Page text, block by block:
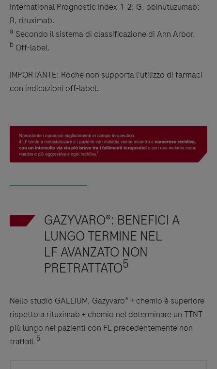
International Prognostic Index 1-2; G, obinutuzumab;
R, rituximab.
a Secondo il sistema di classificazione di Ann Arbor.
b Off-label.
IMPORTANTE: Roche non supporta l'utilizzo di farmaci
con indicazioni off-label.
GAZYVARO®: BENEFICI A
LUNGO TERMINE NEL
LF AVANZATO NON
PRETRATTATO5
Nello studio GALLIUM, Gazyvaro® + chemio è superiore
rispetto a rituximab + chemio nel determinare un TTNT
più lungo nei pazienti con FL precedentemente non
trattati.5